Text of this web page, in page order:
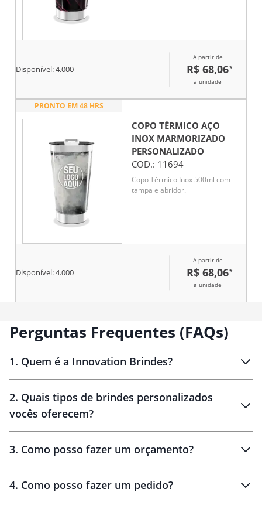
Disponível:4.000
A partir de
R$ 68,06*
a unidade
PRONTO EM 48 HRS
COPO TÉRMICO AÇO
INOX MARMORIZADO
PERSONALIZADO
COD.: 11694
Copo Térmico Inox 500ml com
tampa e abridor.
Disponível:4.000
A partir de
R$ 68,06*
a unidade
Perguntas Frequentes (FAQs)
1. Quem é a Innovation Brindes?
Brindes personalizados
2. Quais tipos de brindes personalizados
vocês oferecem?
personalizados
3. Como posso fazer um orçamento?
4. Como posso fazer um pedido?